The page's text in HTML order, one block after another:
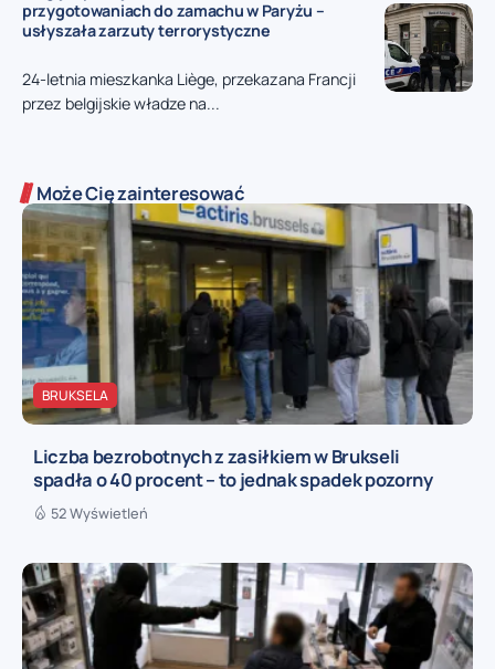
przygotowaniach do zamachu w Paryżu –
usłyszała zarzuty terrorystyczne
24-letnia mieszkanka Liège, przekazana Francji
przez belgijskie władze na...
Może Cię zainteresować
BRUKSELA
Liczba bezrobotnych z zasiłkiem w Brukseli
spadła o 40 procent – to jednak spadek pozorny
52 Wyświetleń